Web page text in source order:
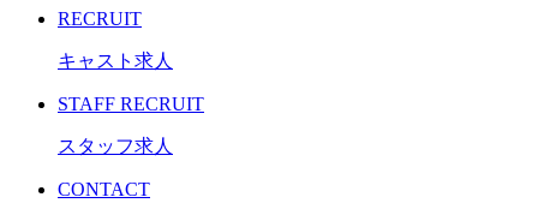
RECRUIT
キャスト求人
STAFF RECRUIT
スタッフ求人
CONTACT